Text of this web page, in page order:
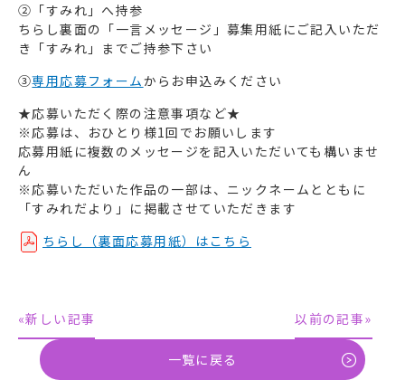
②「すみれ」へ持参
ちらし裏面の「一言メッセージ」募集用紙にご記入いただ
き「すみれ」までご持参下さい
③専用応募フォームからお申込みください
★応募いただく際の注意事項など★
※応募は、おひとり様1回でお願いします
応募用紙に複数のメッセージを記入いただいても構いませ
ん
※応募いただいた作品の一部は、ニックネームとともに
「すみれだより」に掲載させていただきます
ちらし（裏面応募用紙）はこちら
«新しい記事 以前の記事»
一覧に戻る